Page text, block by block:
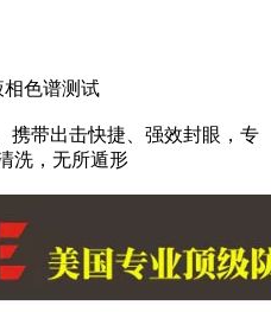
色谱测试
携带出击快捷、强效封眼，专
洗，无所遁形